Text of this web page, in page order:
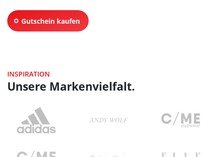
Gutschein kaufen
INSPIRATION
Unsere Markenvielfalt.